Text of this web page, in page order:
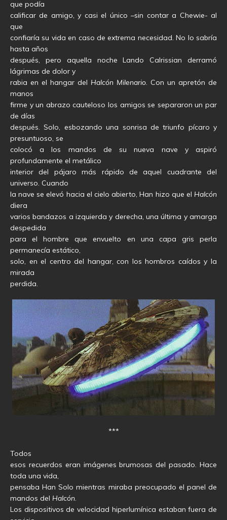
que podía
calificar de amigo, y casi el único –sin contar a Chewie- al
que
confiaría su vida en caso de extrema necesidad. No lo sabría
hasta años
después, pero aquella noche Lando Calrissian derramó
lágrimas de dolor y
rabia en el hangar del Halcón Milenario. Con un apretón de
manos
firme y un abrazo cauteloso los amigos se separaron un par
de días
después. Solo, esbozando una sonrisa de triunfo pícaro y
presuntuoso, se
colocó a los mandos de su nueva nave y aspiró
profundamente el metálico
interior del pájaro más rápido de aquel cuadrante del
universo. Cuando
la nave se elevó hacia el cielo abierto, Han hizo que el Halcón
diera
varios bandazos a izquierda y derecha, una última y amarga
despedida
para el hombre que envuelto en una capa gris perla
permanecía estático,
solo, en el centro del hangar, con los hombros caídos y la
mirada
perdida.
***
Todos
esos recuerdos eran imágenes brumosas del pasado. Hace
toda una vida,
pensaba Han Solo mientras miraba preocupado el panel de
mandos del Halcón.
Los dispositivos de velocidad hiperlumínica estaban fuera de